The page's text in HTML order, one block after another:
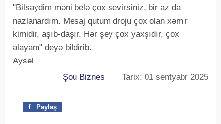
"Bilsəydim məni belə çox sevirsiniz, bir az da
nazlanardım. Mesaj qutum droju çox olan xəmir
kimidir, aşıb-daşır. Hər şey çox yaxşıdır, çox
əlayam" deyə bildirib.
Aysel
Şou Biznes Tarix: 01 sentyabr 2025
f Paylaş